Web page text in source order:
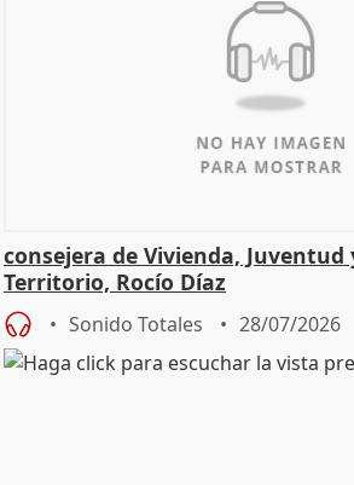
consejera de Vivienda, Juventud
Territorio, Rocío Díaz
Sonido Totales 28/07/2026